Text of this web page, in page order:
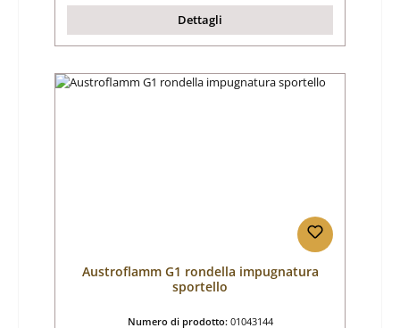
Dettagli
Austroflamm G1 rondella impugnatura
sportello
Numero di prodotto: 01043144